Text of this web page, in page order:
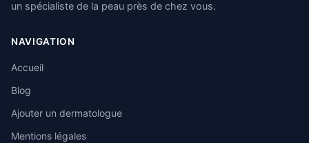
un spécialiste de la peau près de chez vous.
NAVIGATION
Accueil
Blog
Ajouter un dermatologue
Mentions légales